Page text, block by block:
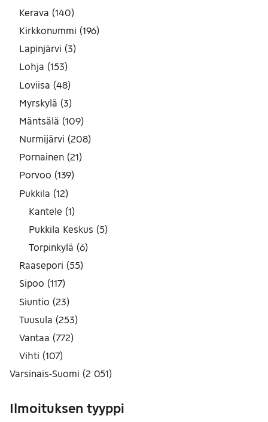
Kerava (140)
Kirkkonummi (196)
Lapinjärvi (3)
Lohja (153)
Loviisa (48)
Myrskylä (3)
Mäntsälä (109)
Nurmijärvi (208)
Pornainen (21)
Porvoo (139)
Pukkila (12)
Kantele (1)
Pukkila Keskus (5)
Torpinkylä (6)
Raasepori (55)
Sipoo (117)
Siuntio (23)
Tuusula (253)
Vantaa (772)
Vihti (107)
Varsinais-Suomi (2 051)
Ilmoituksen tyyppi